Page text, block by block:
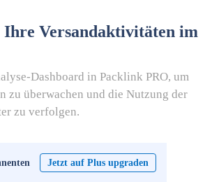
Ihre Versandaktivitäten im
Dashboard in Packlink PRO, um
zu überwachen und die Nutzung der
zu verfolgen.
Jetzt auf Plus upgraden